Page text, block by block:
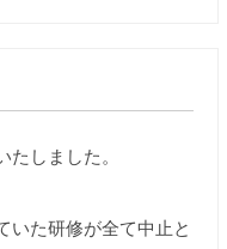
しました。
いた研修が全て中止と